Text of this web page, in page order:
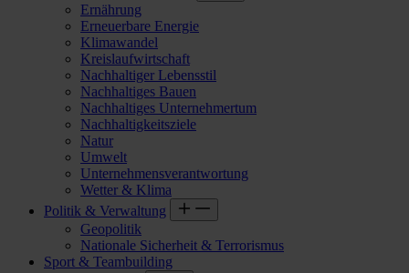
Ernährung
Erneuerbare Energie
Klimawandel
Kreislaufwirtschaft
Nachhaltiger Lebensstil
Nachhaltiges Bauen
Nachhaltiges Unternehmertum
Nachhaltigkeitsziele
Natur
Umwelt
Unternehmensverantwortung
Wetter & Klima
Politik & Verwaltung
Geopolitik
Nationale Sicherheit & Terrorismus
Sport & Teambuilding